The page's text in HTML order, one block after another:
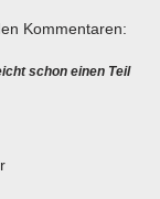
Kommentaren:
schon einen Teil